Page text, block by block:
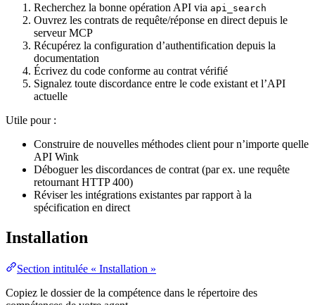
Recherchez la bonne opération API via api_search
Ouvrez les contrats de requête/réponse en direct depuis le
serveur MCP
Récupérez la configuration d’authentification depuis la
documentation
Écrivez du code conforme au contrat vérifié
Signalez toute discordance entre le code existant et l’API
actuelle
Utile pour :
Construire de nouvelles méthodes client pour n’importe quelle
API Wink
Déboguer les discordances de contrat (par ex. une requête
retournant HTTP 400)
Réviser les intégrations existantes par rapport à la
spécification en direct
Installation
Section intitulée « Installation »
Copiez le dossier de la compétence dans le répertoire des